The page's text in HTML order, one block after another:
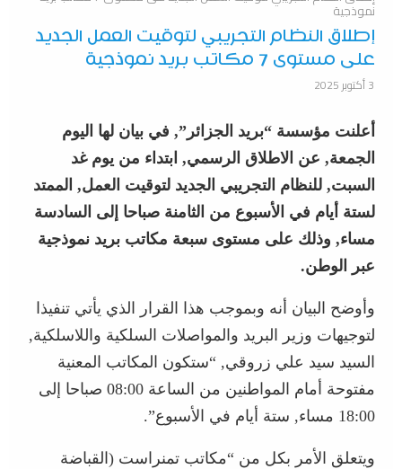
نموذجية
إطلاق النظام التجريبي لتوقيت العمل الجديد
على مستوى 7 مكاتب بريد نموذجية
3 أكتوبر 2025
أعلنت مؤسسة “بريد الجزائر”, في بيان لها اليوم
الجمعة, عن الاطلاق الرسمي, ابتداء من يوم غد
السبت, للنظام التجريبي الجديد لتوقيت العمل, الممتد
لستة أيام في الأسبوع من الثامنة صباحا إلى السادسة
مساء, وذلك على مستوى سبعة مكاتب بريد نموذجية
عبر الوطن.
وأوضح البيان أنه وبموجب هذا القرار الذي يأتي تنفيذا
لتوجيهات وزير البريد والمواصلات السلكية واللاسلكية,
السيد سيد علي زروقي, “ستكون المكاتب المعنية
مفتوحة أمام المواطنين من الساعة 08:00 صباحا إلى
18:00 مساء, ستة أيام في الأسبوع”.
ويتعلق الأمر بكل من “مكاتب تمنراست (القباضة